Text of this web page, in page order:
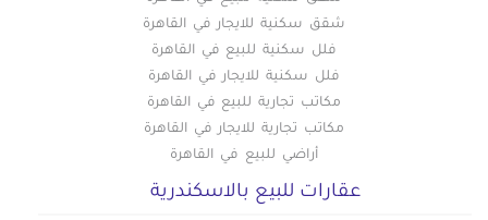
شقق سكنية للايجار في القاهرة
فلل سكنية للبيع في القاهرة
فلل سكنية للايجار في القاهرة
مكاتب تجارية للبيع في القاهرة
مكاتب تجارية للايجار في القاهرة
أراضي للبيع في القاهرة
عقارات للبيع بالاسكندرية